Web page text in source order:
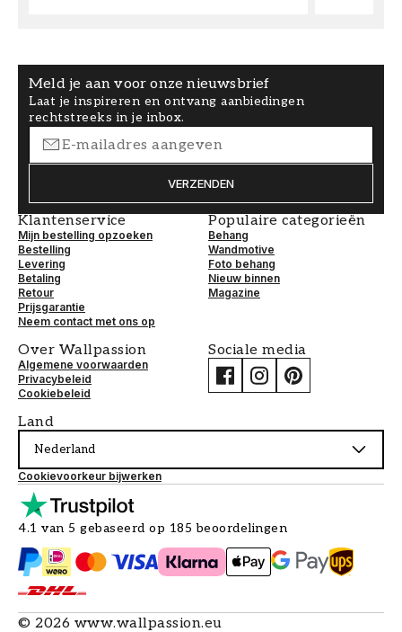
Meld je aan voor onze nieuwsbrief
Laat je inspireren en ontvang aanbiedingen
rechtstreeks in je inbox.
VERZENDEN
Klantenservice
Mijn bestelling opzoeken
Bestelling
Levering
Betaling
Retour
Prijsgarantie
Neem contact met ons op
Populaire categorieën
Behang
Wandmotive
Foto behang
Nieuw binnen
Magazine
Over Wallpassion
Algemene voorwaarden
Privacybeleid
Cookiebeleid
Sociale media
Land
Nederland
Cookievoorkeur bijwerken
4.1 van 5 gebaseerd op 185 beoordelingen
© 2026 www.wallpassion.eu